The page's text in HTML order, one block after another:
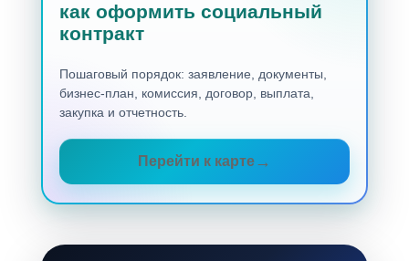
как оформить социальный
контракт
Пошаговый порядок: заявление, документы,
бизнес-план, комиссия, договор, выплата,
закупка и отчетность.
Перейти к карте